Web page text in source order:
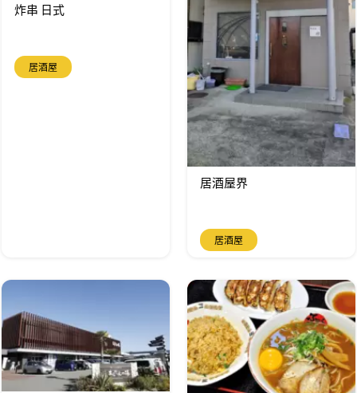
炸串 日式
居酒屋
居酒屋界
居酒屋